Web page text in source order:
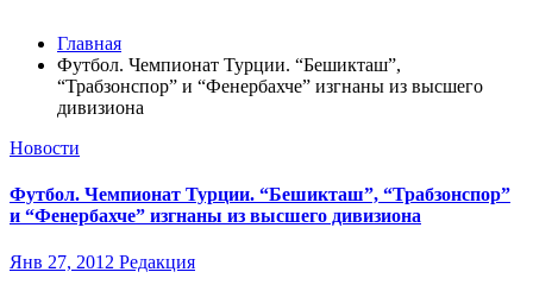
Главная
Футбол. Чемпионат Турции. “Бешикташ”,
“Трабзонспор” и “Фенербахче” изгнаны из высшего
дивизиона
Новости
Футбол. Чемпионат Турции. “Бешикташ”, “Трабзонспор”
и “Фенербахче” изгнаны из высшего дивизиона
Янв 27, 2012 Редакция